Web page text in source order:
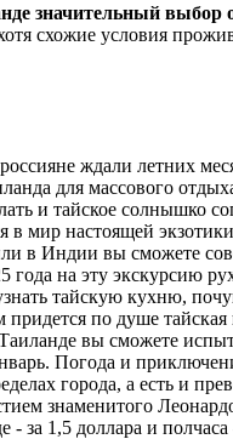
значительный выбор
схожие условия
ждали летних
для массового
и тайское солнышко
в мир настоящей
в Индии вы сможете
года на эту экскурсию
тайскую кухню,
по душе
вы сможете
Погода и
города, а есть и
знаменитого
- за 1,5 доллара и